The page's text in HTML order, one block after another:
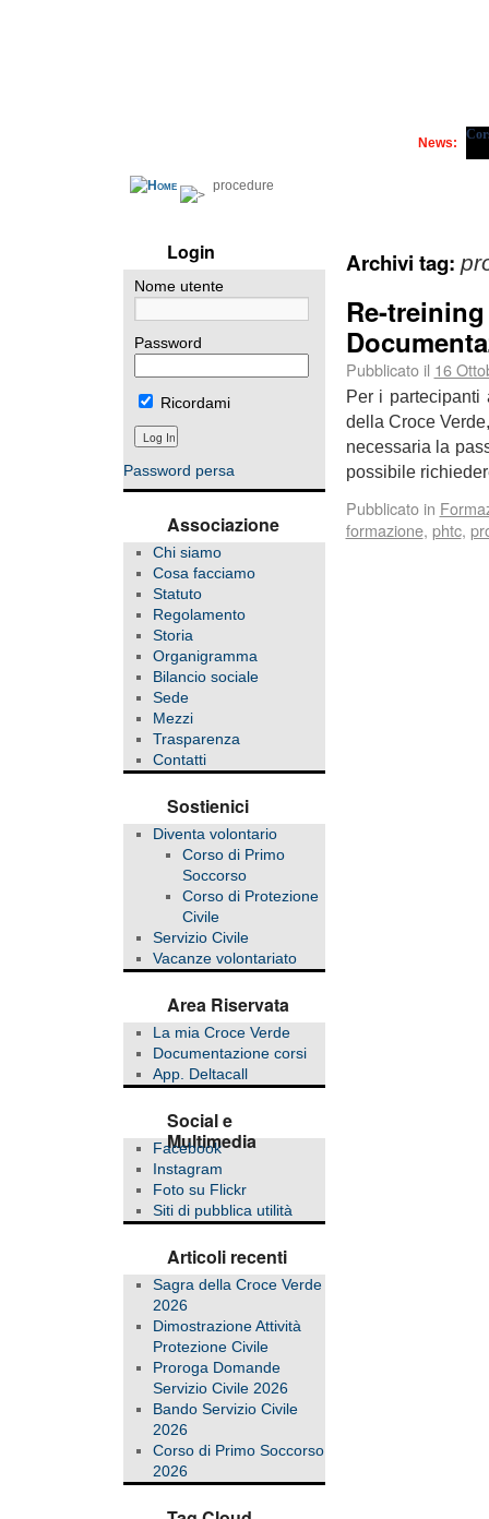
News:
procedure
Login
Nome utente
Password
Ricordami
Password persa
Associazione
Chi siamo
Cosa facciamo
Statuto
Regolamento
Storia
Organigramma
Bilancio sociale
Sede
Mezzi
Trasparenza
Contatti
Sostienici
Diventa volontario
Corso di Primo
Soccorso
Corso di Protezione
Civile
Servizio Civile
Vacanze volontariato
Area Riservata
La mia Croce Verde
Documentazione corsi
App. Deltacall
Social e
Multimedia
Facebook
Instagram
Foto su Flickr
Siti di pubblica utilità
Articoli recenti
Sagra della Croce Verde
2026
Dimostrazione Attività
Protezione Civile
Proroga Domande
Servizio Civile 2026
Bando Servizio Civile
2026
Corso di Primo Soccorso
2026
Archivi tag:
Re-
Pubblicato il 16
Per i partecipanti
della Croce
necessaria la
possibile
Pubblicato in
formazione, phtc,